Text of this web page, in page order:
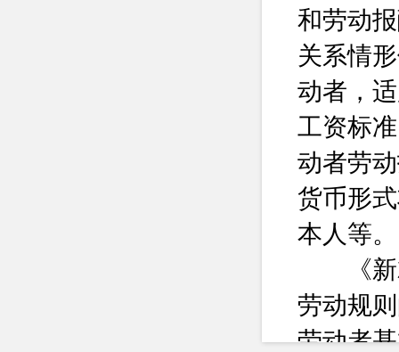
和劳动
关系情
动者，
工资标
动者劳
货币形
本人等。
《新就
劳动规
劳动者